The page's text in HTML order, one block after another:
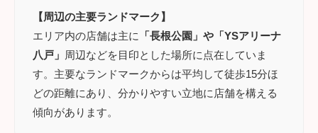
【周辺の主要ランドマーク】
エリア内の店舗は主に
「長根公園」や「YSアリーナ
八戸」 周辺などを目印とした場所に点在していま
す。主要なランドマークからは平均して徒歩15分ほ
どの距離にあり、分かりやすい立地に店舗を構える
傾向があります。